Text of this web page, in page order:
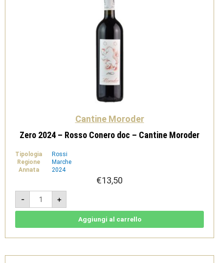
Cantine Moroder
Zero 2024 – Rosso Conero doc – Cantine Moroder
Tipologia
Rossi
Regione
Marche
Annata
2024
€13,50
-
Zero
2024
-
Rosso
Cantine
+
Aggiungi al carrello